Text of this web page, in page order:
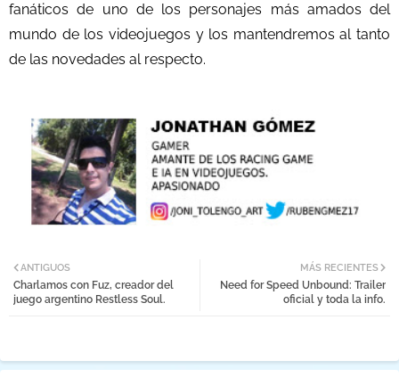
fanáticos de uno de los personajes más amados del
mundo de los videojuegos y los mantendremos al tanto
de las novedades al respecto.
MÁS RECIENTES
Need for Speed Unbound: Trailer
oficial y toda la info.
ANTIGUOS
Charlamos con Fuz, creador del
juego argentino Restless Soul.